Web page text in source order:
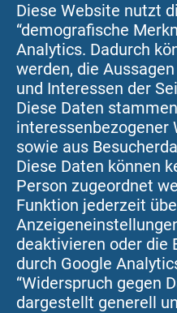
Diese Website nutzt
“demografische
Analytics. Dadurch
werden, die
und Interessen der
Diese Daten
interessenbezogener
sowie aus
Diese Daten können
Person zugeordnet
Funktion jederzeit
deaktivieren oder die
durch Google
“Widerspruch gegen
dargestellt generell